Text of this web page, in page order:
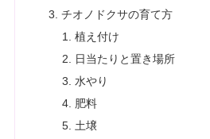
チオノドクサの育て方
植え付け
日当たりと置き場所
水やり
肥料
土壌